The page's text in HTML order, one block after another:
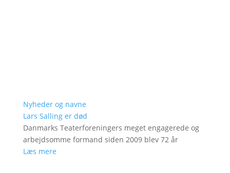
Nyheder og navne
Lars Salling er død
Danmarks Teaterforeningers meget engagerede og
arbejdsomme formand siden 2009 blev 72 år
Læs mere